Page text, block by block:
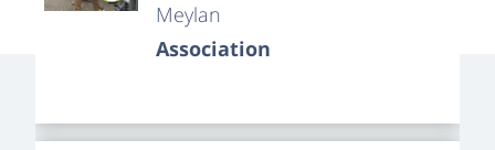
Meylan
Association